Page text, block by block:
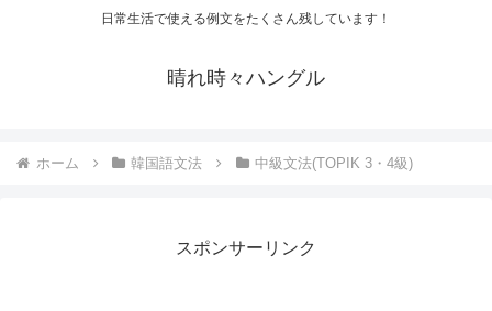
日常生活で使える例文をたくさん残しています！
晴れ時々ハングル
ホーム 韓国語文法 中級文法(TOPIK 3・4級)
スポンサーリンク